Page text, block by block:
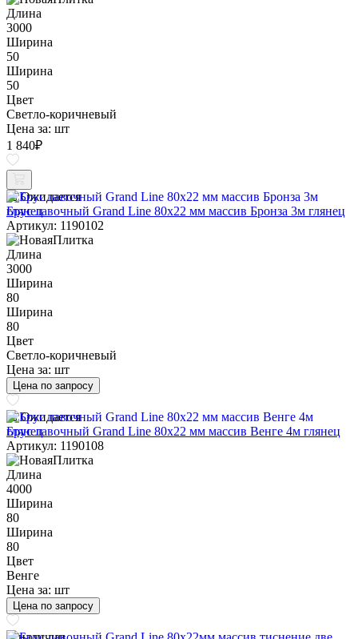
Длина
3000
Ширина
50
Ширина
50
Цвет
Светло-коричневый
Цена за: шт
1 840₽
Ожидается
Брус лавочный Grand Line 80х22 мм массив Бронза 3м глянец
Артикул: 1190102
Длина
3000
Ширина
80
Ширина
80
Цвет
Светло-коричневый
Цена за: шт
Цена по запросу
Ожидается
Брус лавочный Grand Line 80х22 мм массив Венге 4м глянец
Артикул: 1190108
Длина
4000
Ширина
80
Ширина
80
Цвет
Венге
Цена за: шт
Цена по запросу